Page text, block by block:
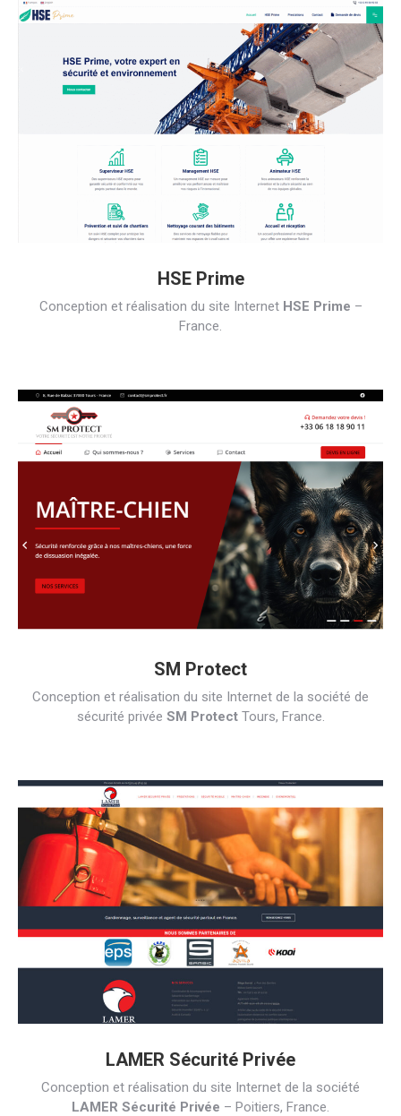
HSE Prime
Conception et réalisation du site Internet HSE Prime –
France.
SM Protect
Conception et réalisation du site Internet de la société de
sécurité privée SM ProtectTours, France.
LAMER Sécurité Privée
Conception et réalisation du site Internet de la société
LAMER Sécurité Privée – Poitiers, France.